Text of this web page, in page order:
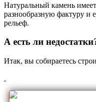
Натуральный камень
разнообразную фактуру и
рельеф.
А есть ли
Итак, вы собираетесь